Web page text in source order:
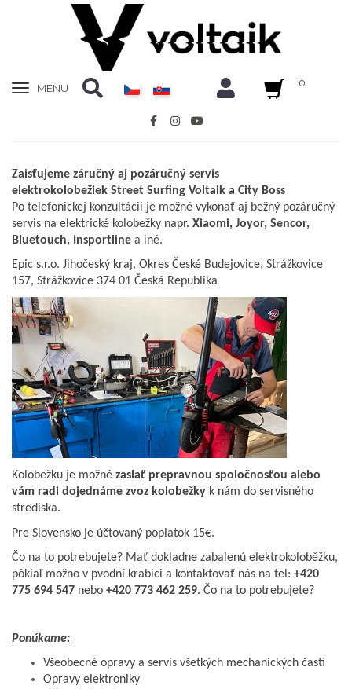
Zobrazit
MENU 0
Zaisťujeme záručný aj pozáručný servis
elektrokolobežiek Street Surfing Voltaik a City Boss
Po telefonickej konzultácii je možné vykonať aj bežný pozáručný
servis na elektrické kolobežky napr. Xiaomi, Joyor, Sencor,
Bluetouch, Insportline a iné.
Epic s.r.o. Jihočeský kraj, Okres České Budejovice, Strážkovice
157, Strážkovice 374 01 Česká Republika
Kolobežku je možné zaslať prepravnou spoločnosťou alebo
vám radi dojednáme zvoz kolobežky k nám do servisného
strediska.
Pre Slovensko je účtovaný poplatok 15€.
Čo na to potrebujete? Mať dokladne zabalenú elektrokoloběžku,
pôkiaľ možno v pvodní krabici a kontaktovať nás na tel: +420
775 694 547 nebo +420 773 462 259. Čo na to potrebujete?
Ponúkame:
Všeobecné opravy a servis všetkých mechanických častí
Opravy elektroniky